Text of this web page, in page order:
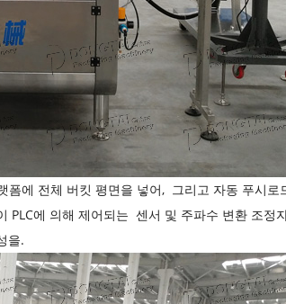
폼에 전체 버킷 평면을 넣어, 그리고 자동 푸시로
PLC에 의해 제어되는 센서 및 주파수 변환 조정
을.